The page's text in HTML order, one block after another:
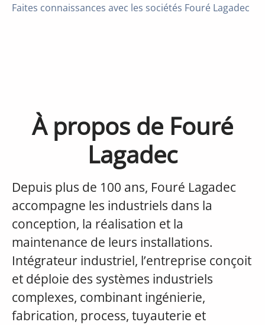
Faites connaissances avec les sociétés Fouré Lagadec
À propos de Fouré
Lagadec
Depuis plus de 100 ans, Fouré Lagadec
accompagne les industriels dans la
conception, la réalisation et la
maintenance de leurs installations.
Intégrateur industriel, l’entreprise conçoit
et déploie des systèmes industriels
complexes, combinant ingénierie,
fabrication, process, tuyauterie et